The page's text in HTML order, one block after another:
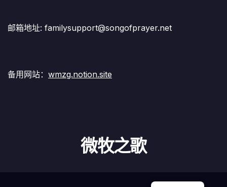
邮箱地址: familysupport@songofprayer.net
备用网站： wmzg.notion.site
微牧之歌